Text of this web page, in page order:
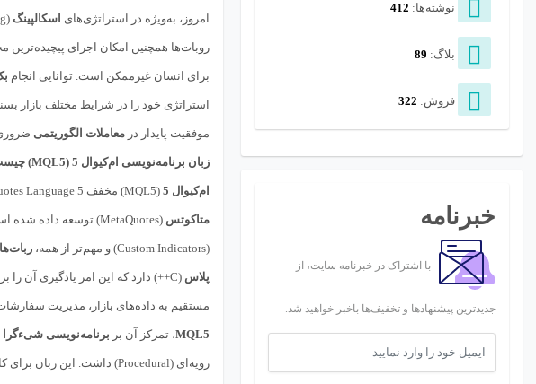
نوشته‌ها: 412
بلاگ: 89
فروش: 322
خبرنامه
با اشتراک در خبرنامه سایت، از
جدیدترین پیشنهادها و تخفیف‌ها باخبر خواهید شد.
امروز، به‌ویژه در استراتژی‌های اسکالپینگ (Scalping) یا معاملات با فرکانس بالا، حیاتی است و تنها
روبات‌ها همچنین امکان اجرای پیچیده‌ترین
برای انسان غیرممکن است. توانایی انجام
استراتژی خود را در شرایط مختلف بازار
موفقیت پایدار درمعاملات الگوریتمی
زبان برنامه‌نویسی ام‌کیو‌ال 5 (MQL5) چیست
ام‌کیو‌ال 5 (MQL5) مخفف MetaQuotes Language 5 است و یک زبان برنامه‌نویسی سطح بالا، شیءگرا (Object-Oriented) و مخصوص
متاکوتس (MetaQuotes) توسعه داده شده است. این زبان به گونه‌ای طراحی شده است که توسعه‌دهندگان بتوانند به طور مؤثر، ابزارهای تحلیلی سفارشی،
(Custom Indicators) و مهم‌تر از همه،
پلاس (C++) دارد که این امر یادگیری آن را برای برنامه‌نویسان با سابقه نسبتاً آسان می‌سازد؛ با این حال،
مستقیم به داده‌های بازار، مدیریت
MQL5، تمرکز آن بر برنامه‌نویسی شیءگرا
رویه‌ای (Procedural) داشت. این زبان برای کار در محیط چند رشته‌ای (Multithreaded) بهینه‌سازی شده است، که برای پردازش‌های سنگین تحلیلی و مدیریت همزمان چندین